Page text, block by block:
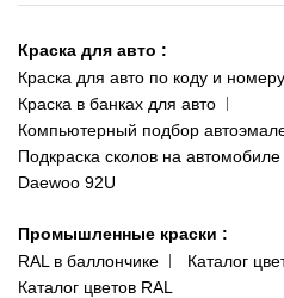
093 611-39-23
(ориентир: Интайм №40)
Одесса
пр-т Акад. Глушко, 29
066 554-97-70
Доставка и оплата
Сотрудничество
Наши публикации
Публичная оферта
Политика конфиденциальности
Краска для авто :
Краска для авто по коду и
Краска в банках для авто
Компьютерный подбор
Подкраска сколов на автомобиле
Daewoo 92U
Промышленные краски :
RAL в баллончике
Каталог
Каталог цветов RAL